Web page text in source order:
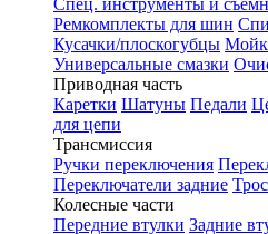
Спец. инструменты и
Ремкомплекты для шин
Кусачки/плоскогубцы
Универсальные смазки
Приводная часть
Каретки Шатуны Педали
для цепи
Трансмиссия
Ручки переключения
Переключатели задние
Колесные части
Передние втулки Задние